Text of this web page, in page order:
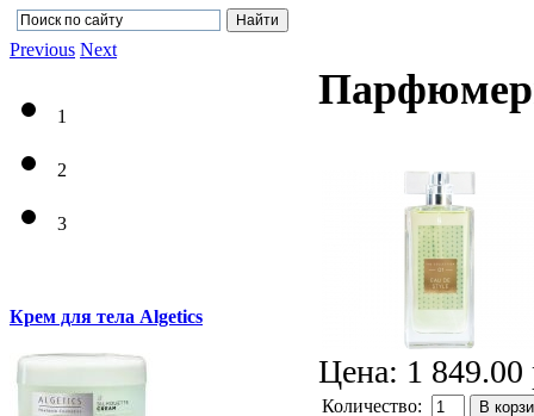
Цена: 1 849.00
Количество: В
Previous Next
1
2
3
Крем для тела Algetics